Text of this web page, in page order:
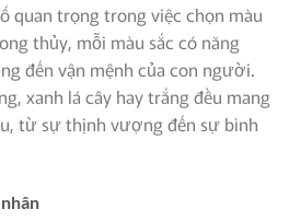
quan trọng trong việc chọn màu
thủy, mỗi màu sắc có năng
đến vận mệnh của con người.
xanh lá cây hay trắng đều mang
từ sự thịnh vượng đến sự bình